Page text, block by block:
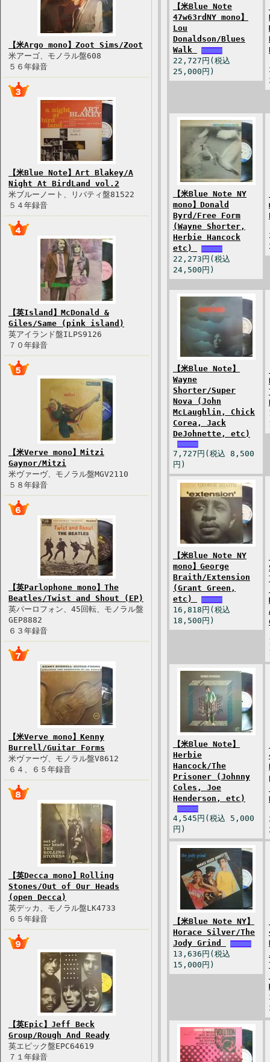
【米Argo mono】Zoot Sims/Zoot
米アーゴ、モノラル盤608
５６年録音
【米Blue Note】Art Blakey/A
Night At BirdLand vol.2
米ブルーノート、リバティ盤81522
５４年録音
【英Island】McDonald &
Giles/Same (pink island)
英アイランド盤ILPS9126
７０年録音
【米Verve mono】Mitzi
Gaynor/Mitzi
米ヴァーヴ、モノラル盤MGV2110
５８年録音
【英Parlophone mono】The
Beatles/Twist and Shout (EP)
英パーロフォン、45回転、モノラル盤
GEP8882
６３年録音
【米Verve mono】Kenny
Burrell/Guitar Forms
米ヴァーヴ、モノラル盤V8612
６４、６５年録音
【英Decca mono】Rolling
Stones/Out of Our Heads
(open Decca)
英デッカ、モノラル盤LK4733
６５年録音
【英Epic】Jeff Beck
Group/Rough And Ready
英エピック盤EPC64619
７１年録音
【米Blue Note
47w63rdNY mono】
Lou
Donaldson/Blues
Walk
22,727円(税込
25,000円)
【米Blue Note NY
mono】Donald
Byrd/Free Form
(Wayne Shorter,
Herbie Hancock
etc)
22,273円(税込
24,500円)
【米Blue Note】
Wayne
Shorter/Super
Nova (John
McLaughlin, Chick
Corea, Jack
DeJohnette, etc)
7,727円(税込 8,500
円)
【米Blue Note NY
mono】George
Braith/Extension
(Grant Green,
etc)
16,818円(税込
18,500円)
【米Blue Note】
Herbie
Hancock/The
Prisoner (Johnny
Coles, Joe
Henderson, etc)
4,545円(税込 5,000
円)
【米Blue Note NY】
Horace Silver/The
Jody Grind
13,636円(税込
15,000円)